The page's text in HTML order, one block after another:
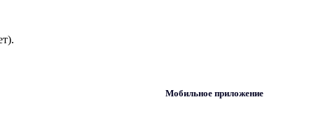
Мобильное приложение